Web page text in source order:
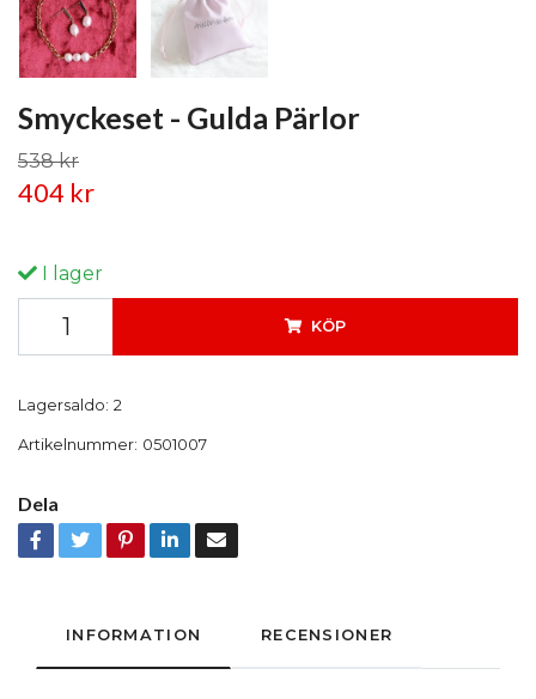
Smyckeset - Gulda Pärlor
538 kr
404 kr
I lager
KÖP
Lagersaldo: 2
Artikelnummer: 0501007
Dela
INFORMATION RECENSIONER